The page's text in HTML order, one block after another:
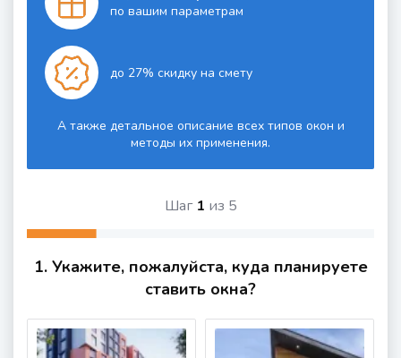
по вашим параметрам
до 27% скидку на смету
А также детальное описание всех типов окон и
методы их применения.
Шаг 1 из 5
1. Укажите, пожалуйста, куда планируете
ставить окна?